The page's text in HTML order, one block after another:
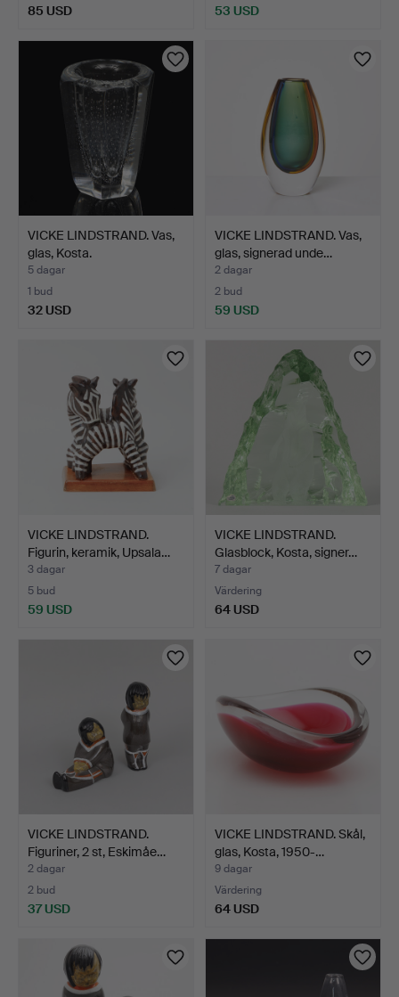
85 USD 53 USD
VICKE LINDSTRAND. Vas,
glas, Kosta.
5 dagar
1 bud
32 USD
VICKE LINDSTRAND. Vas,
glas, signerad unde…
2 dagar
2 bud
59 USD
VICKE LINDSTRAND.
Figurin, keramik, Upsala…
3 dagar
5 bud
59 USD
VICKE LINDSTRAND.
Glasblock, Kosta, signer…
7 dagar
Värdering
64 USD
VICKE LINDSTRAND.
Figuriner, 2 st, Eskimåe…
2 dagar
2 bud
37 USD
VICKE LINDSTRAND. Skål,
glas, Kosta, 1950-…
9 dagar
Värdering
64 USD